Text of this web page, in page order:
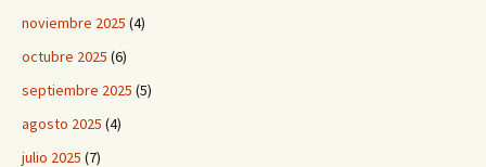
noviembre 2025 (4)
octubre 2025 (6)
septiembre 2025 (5)
agosto 2025 (4)
julio 2025 (7)